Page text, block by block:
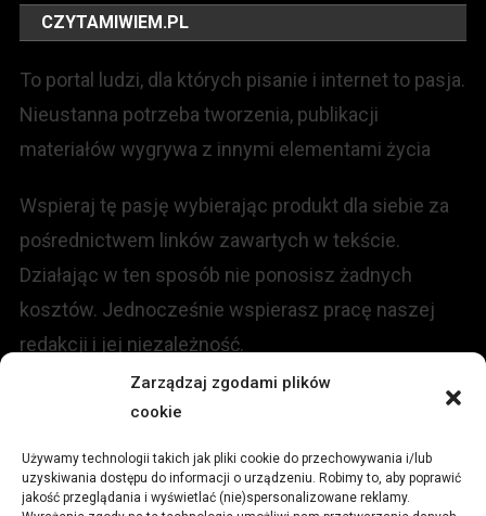
Zarządzaj zgodami plików
cookie
Używamy technologii takich jak pliki cookie do przechowywania i/lub
uzyskiwania dostępu do informacji o urządzeniu. Robimy to, aby poprawić
jakość przeglądania i wyświetlać (nie)spersonalizowane reklamy.
CZYTAMIWIEM.PL
To portal ludzi, dla których pisanie i internet to pasja.
Nieustanna potrzeba tworzenia, publikacji
materiałów wygrywa z innymi elementami życia
Wspieraj tę pasję wybierając produkt dla siebie za
pośrednictwem linków zawartych w tekście.
Działając w ten sposób nie ponosisz żadnych
kosztów. Jednocześnie wspierasz pracę naszej
redakcji i jej niezależność.
Redakcja portalu: